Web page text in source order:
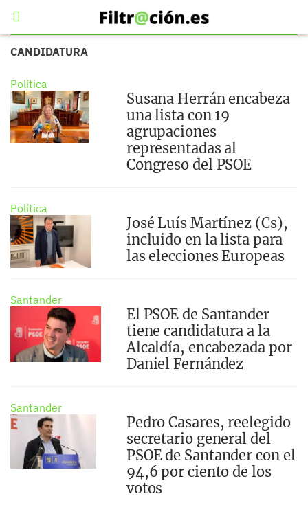
CANDIDATURA
Política
Susana Herrán encabeza
una lista con 19
agrupaciones
representadas al
Congreso del PSOE
Política
José Luís Martínez (Cs),
incluido en la lista para
las elecciones Europeas
Santander
El PSOE de Santander
tiene candidatura a la
Alcaldía, encabezada por
Daniel Fernández
Santander
Pedro Casares, reelegido
secretario general del
PSOE de Santander con el
94,6 por ciento de los
votos